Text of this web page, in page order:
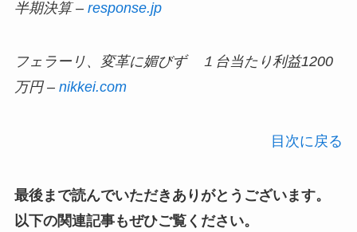
半期決算 – response.jp
フェラーリ、変革に媚びず １台当たり利益1200
万円 – nikkei.com
目次に戻る
最後まで読んでいただきありがとうございます。
以下の関連記事もぜひご覧ください。